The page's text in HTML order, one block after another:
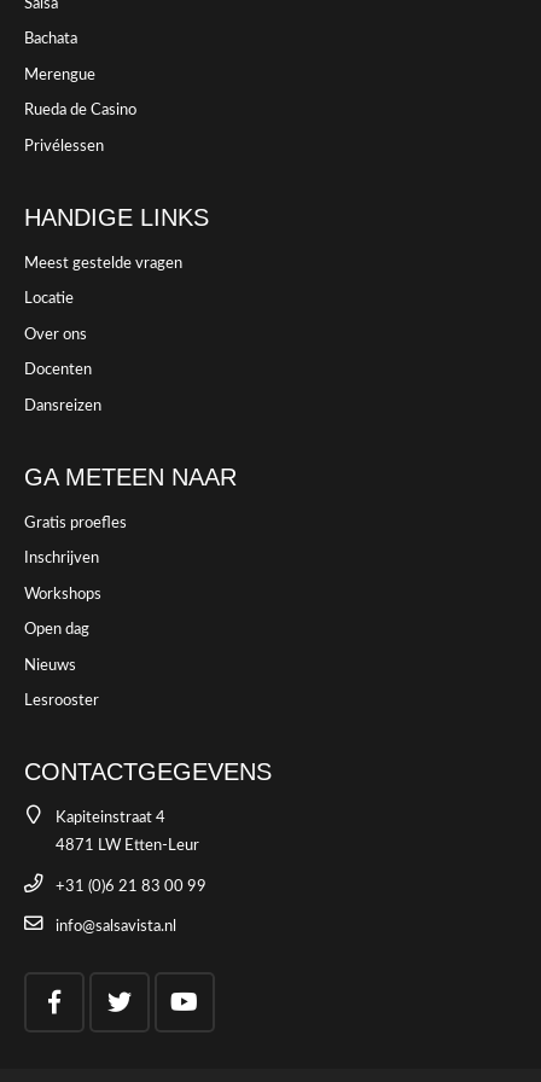
Salsa
Bachata
Merengue
Rueda de Casino
Privélessen
HANDIGE LINKS
Meest gestelde vragen
Locatie
Over ons
Docenten
Dansreizen
GA METEEN NAAR
Gratis proefles
Inschrijven
Workshops
Open dag
Nieuws
Lesrooster
CONTACTGEGEVENS
Kapiteinstraat 4
4871 LW Etten-Leur
+31 (0)6 21 83 00 99
info@salsavista.nl